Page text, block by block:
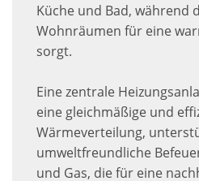
Küche und Bad, während
Wohnräumen für eine
sorgt.
Eine zentrale
eine gleichmäßige und
Wärmeverteilung,
umweltfreundliche
und Gas, die für eine